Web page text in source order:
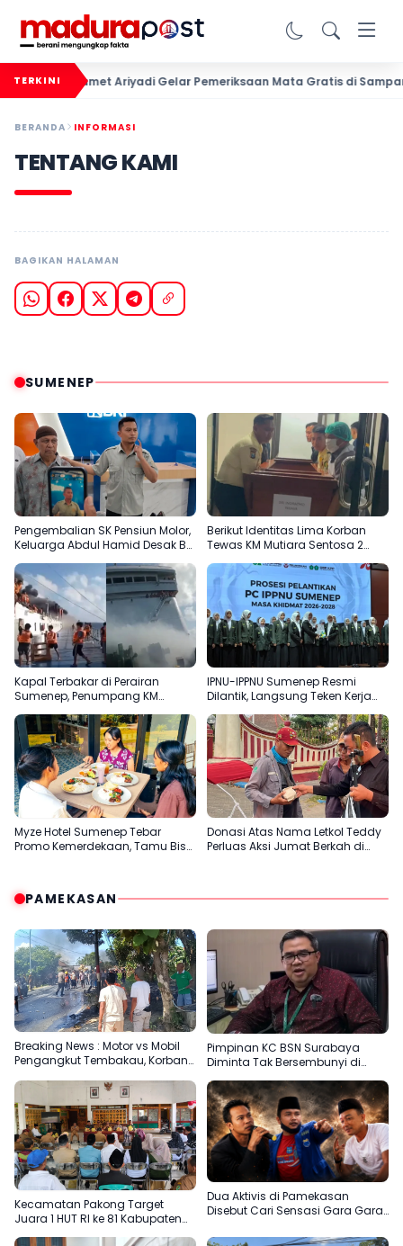
TERKINISlamet Ariyadi Gelar Pemeriksaan Mata Gratis di Sampang,
BERANDA INFORMASI
TENTANG KAMI
BAGIKAN HALAMAN
SUMENEP
Pengembalian SK Pensiun Molor,
Keluarga Abdul Hamid Desak BRI
Sumenep Tepati Komitmen
Berikut Identitas Lima Korban
Tewas KM Mutiara Sentosa 2
Terungkap
Kapal Terbakar di Perairan
Sumenep, Penumpang KM
IPNU-IPPNU Sumenep Resmi
Dilantik, Langsung Teken Kerja
Kampus
Myze Hotel Sumenep Tebar
Promo Kemerdekaan, Tamu Bisa
Donasi Atas Nama Letkol Teddy
Perluas Aksi Jumat Berkah di
PAMEKASAN
Breaking News : Motor vs Mobil
Pengangkut Tembakau, Korban
Pimpinan KC BSN Surabaya
Diminta Tak Bersembunyi di
Kecamatan Pakong Target
Juara 1 HUT RI ke 81 Kabupaten
Dua Aktivis di Pamekasan
Disebut Cari Sensasi Gara Gara